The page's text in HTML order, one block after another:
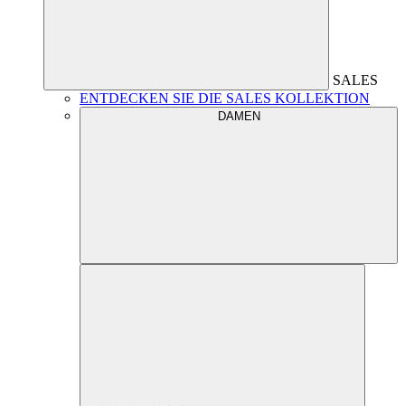
SALES
ENTDECKEN SIE DIE SALES KOLLEKTION
DAMEN